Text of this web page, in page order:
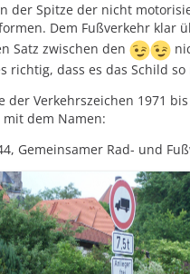
der Spitze der nicht
Dem Fußverkehr klar
Satz zwischen den
richtig, dass es das Schild
der Verkehrszeichen 1971
dem Namen:
Gemeinsamer Rad- und